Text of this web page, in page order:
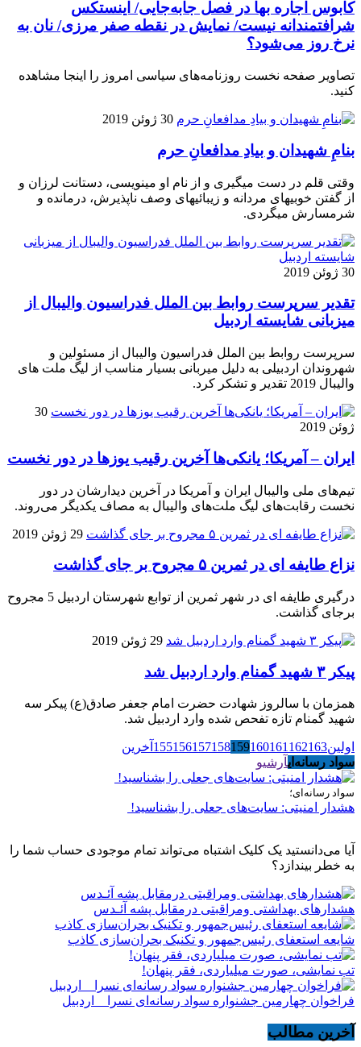
کابوس اجاره بها در فصل جابه‌جایی/ اینستکس
شرافتمندانه نیست/ نمایش در نقطه صفر مرزی/ نان به
نرخ روز می‌شود؟
تصاویر صفحه نخست روزنامه‌های سیاسی امروز را اینجا مشاهده
کنید.
30 ژوئن 2019
بنامِ شهیدان و بیادِ مدافعانِ حرم
وقتی قلم در دست میگیری و از نام او مینویسی، دستانت لرزان و
از گفتن خوبیهای مردانه و زیبائیهای وصف ناپذیرش، درمانده و
شرمسارش میگردی.
30 ژوئن 2019
تقدیر سرپرست روابط بین الملل فدراسیون والیبال از
میزبانی شایسته اردبیل
سرپرست روابط بین الملل فدراسیون والیبال از مسئولین و
شهروندان اردبیلی به دلیل میربانی بسیار مناسب از لیگ ملت های
والیبال 2019 تقدیر و تشکر کرد.
30
ژوئن 2019
ایران – آمریکا؛ یانکی‌ها آخرین رقیب یوز‌ها در دور نخست
تیم‌های ملی والیبال ایران و آمریکا در آخرین دیدارشان در دور
نخست رقابت‌های لیگ ملت‌های والیبال به مصاف یکدیگر می‌روند.
29 ژوئن 2019
نزاع طایفه ای در ثمرین ۵ مجروح بر جای گذاشت
درگیری طایفه ای در شهر ثمرین از توابع شهرستان اردبیل 5 مجروح
برجای گذاشت.
29 ژوئن 2019
پیکر ۳ شهید گمنام وارد اردبیل شد
همزمان با سالروز شهادت حضرت امام جعفر صادق(ع) پیکر سه
شهید گمنام تازه تفحص شده وارد اردبیل شد.
اولین 155156157158159160161 162163
آخرین
سواد رسانه‌ایآرشیو
سواد رسانه‌ای؛
هشدار امنیتی: سایت‌های جعلی را بشناسید!
آیا می‌دانستید یک کلیک اشتباه می‌تواند تمام موجودی حساب شما را
به خطر بیندازد؟
هشدارهاى بهداشتى ومراقبتى درمقابل پشه آئـدس
شایعه استعفای رئیس‌جمهور و تکنیک بحران‌سازی کاذب
تب نمایشی، صورت میلیاردی، فقر پنهان!
فراخوان چهارمین جشنواره سواد رسانه‌ای نسرا _ اردبیل
آخرین مطالب